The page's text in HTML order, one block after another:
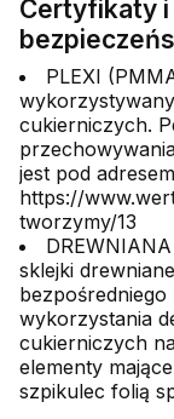
Certyfikaty
PLEXI
cukierniczych.
jest pod
https://
tworzymy/13
sklejki
wykorzystania
cukierniczych
elementy
szpikulec folią